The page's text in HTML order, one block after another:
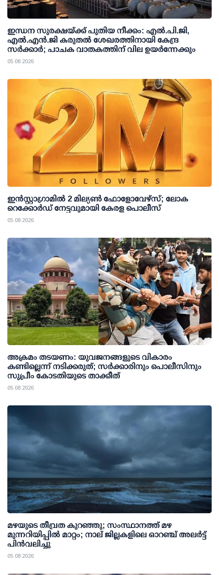
ഇന്ധന സുരക്ഷയ്ക്ക് പുതിയ നീക്കം: എല്‍.പി.ജി,
എല്‍.എന്‍.ജി കരുതല്‍ ശേഖരത്തിനായി കേന്ദ്ര
സര്‍ക്കാര്‍; പാചക വാതകത്തിന് വില ഉയര്‍ന്നേക്കും
05 08 2026
ഇന്‍സ്റ്റാഗ്രാമില്‍ 2 മില്യണ്‍ ഫോളോവേഴ്സ്; ലോക
റെക്കോര്‍ഡ് നേട്ടവുമായി കേരള പൊലീസ്
05 08 2026
അക്രമം തടയണം: യുവജനങ്ങളുടെ വികാരം
കണ്ടില്ലെന്ന് നടിക്കരുത്; സര്‍ക്കാരിനും പൊലീസിനും
സുപ്രീം കോടതിയുടെ താക്കീത്
05 08 2026
മഴയുടെ തീവ്രത കുറഞ്ഞു; സംസ്ഥാനത്ത് മഴ
മുന്നറിയിപ്പിൽ മാറ്റം; നാല് ജില്ലകളിലെ ഓറഞ്ച് അലർട്ട്
പിൻവലിച്ചു
05 08 2026